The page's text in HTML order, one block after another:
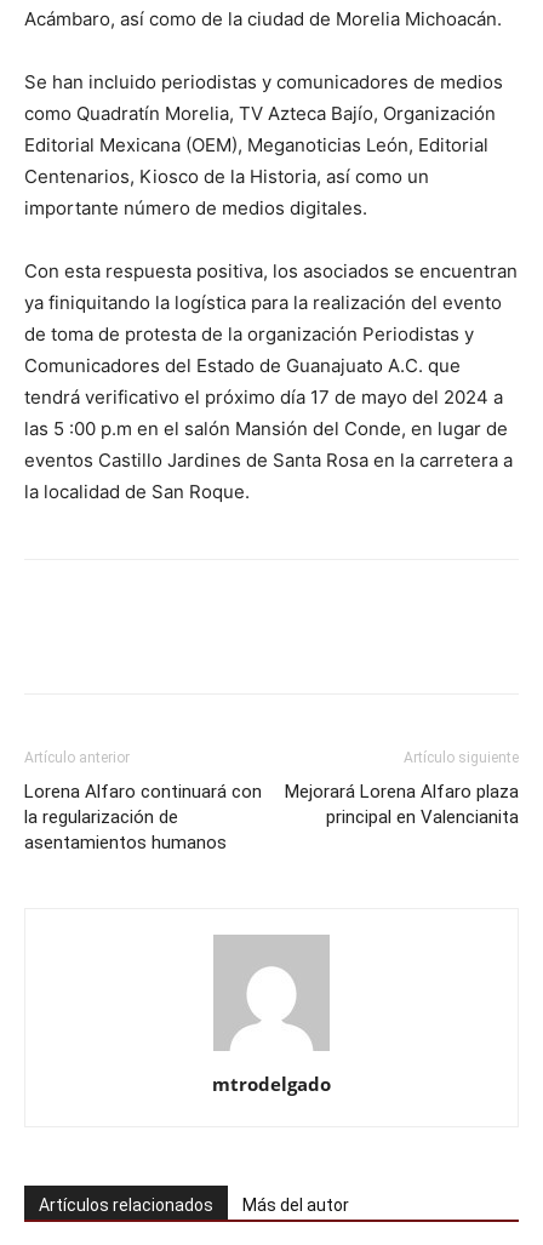
Acámbaro, así como de la ciudad de Morelia Michoacán.
Se han incluido periodistas y comunicadores de medios
como Quadratín Morelia, TV Azteca Bajío, Organización
Editorial Mexicana (OEM), Meganoticias León, Editorial
Centenarios, Kiosco de la Historia, así como un
importante número de medios digitales.
Con esta respuesta positiva, los asociados se encuentran
ya finiquitando la logística para la realización del evento
de toma de protesta de la organización Periodistas y
Comunicadores del Estado de Guanajuato A.C. que
tendrá verificativo el próximo día 17 de mayo del 2024 a
las 5 :00 p.m en el salón Mansión del Conde, en lugar de
eventos Castillo Jardines de Santa Rosa en la carretera a
la localidad de San Roque.
Artículo anterior
Lorena Alfaro continuará con
la regularización de
asentamientos humanos
Artículo siguiente
Mejorará Lorena Alfaro plaza
principal en Valencianita
mtrodelgado
Artículos relacionados Más del autor